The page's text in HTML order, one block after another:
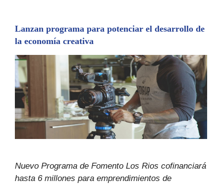
Lanzan programa para potenciar el desarrollo de
la economía creativa
Nuevo Programa de Fomento Los Rios cofinanciará
hasta 6 millones para emprendimientos de